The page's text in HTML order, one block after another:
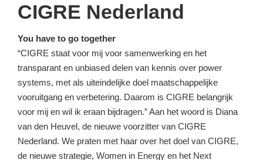
CIGRE Nederland
You have to go together
“CIGRE staat voor mij voor samenwerking en het
transparant en unbiased delen van kennis over power
systems, met als uiteindelijke doel maatschappelijke
vooruitgang en verbetering. Daarom is CIGRE belangrijk
voor mij en wil ik eraan bijdragen.” Aan het woord is Diana
van den Heuvel, de nieuwe voorzitter van CIGRE
Nederland. We praten met haar over het doel van CIGRE,
de nieuwe strategie, Women in Energy en het Next